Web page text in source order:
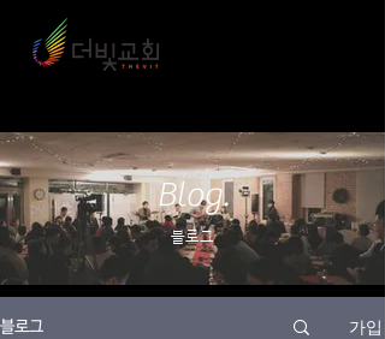
Blog.
블로그
블로그 가입